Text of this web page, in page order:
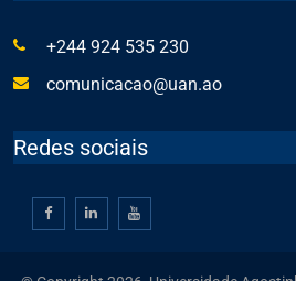
+244 924 535 230
comunicacao@uan.ao
Redes sociais